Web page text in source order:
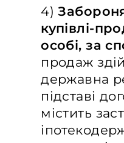
4)
купівлі-
особі, за
продаж
державна
підставі
містить